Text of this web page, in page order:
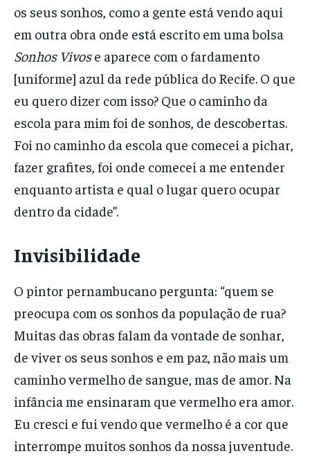
os seus sonhos, como a gente está vendo aqui
em outra obra onde está escrito em uma bolsa
Sonhos Vivose aparece com o fardamento
[uniforme] azul da rede pública do Recife. O que
eu quero dizer com isso? Que o caminho da
escola para mim foi de sonhos, de descobertas.
Foi no caminho da escola que comecei a pichar,
fazer grafites, foi onde comecei a me entender
enquanto artista e qual o lugar quero ocupar
dentro da cidade”.
Invisibilidade
O pintor pernambucano pergunta: “quem se
preocupa com os sonhos da população de rua?
Muitas das obras falam da vontade de sonhar,
de viver os seus sonhos e em paz, não mais um
caminho vermelho de sangue, mas de amor. Na
infância me ensinaram que vermelho era amor.
Eu cresci e fui vendo que vermelho é a cor que
interrompe muitos sonhos da nossa juventude.